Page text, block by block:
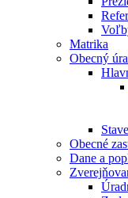
Matrika
Obecný
Obecné
Dane a